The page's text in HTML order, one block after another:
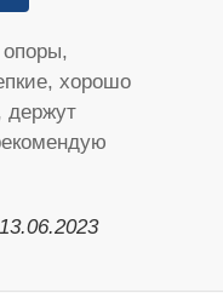
хорошо
держут